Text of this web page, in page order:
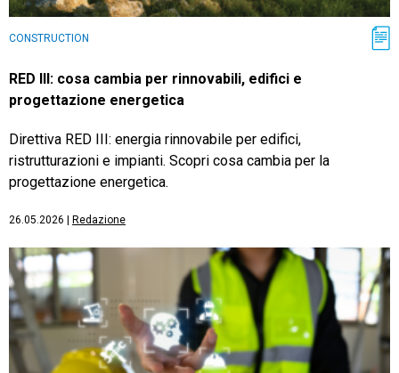
CONSTRUCTION
RED III: cosa cambia per rinnovabili, edifici e
progettazione energetica
Direttiva RED III: energia rinnovabile per edifici,
ristrutturazioni e impianti. Scopri cosa cambia per la
progettazione energetica.
26.05.2026 Redazione